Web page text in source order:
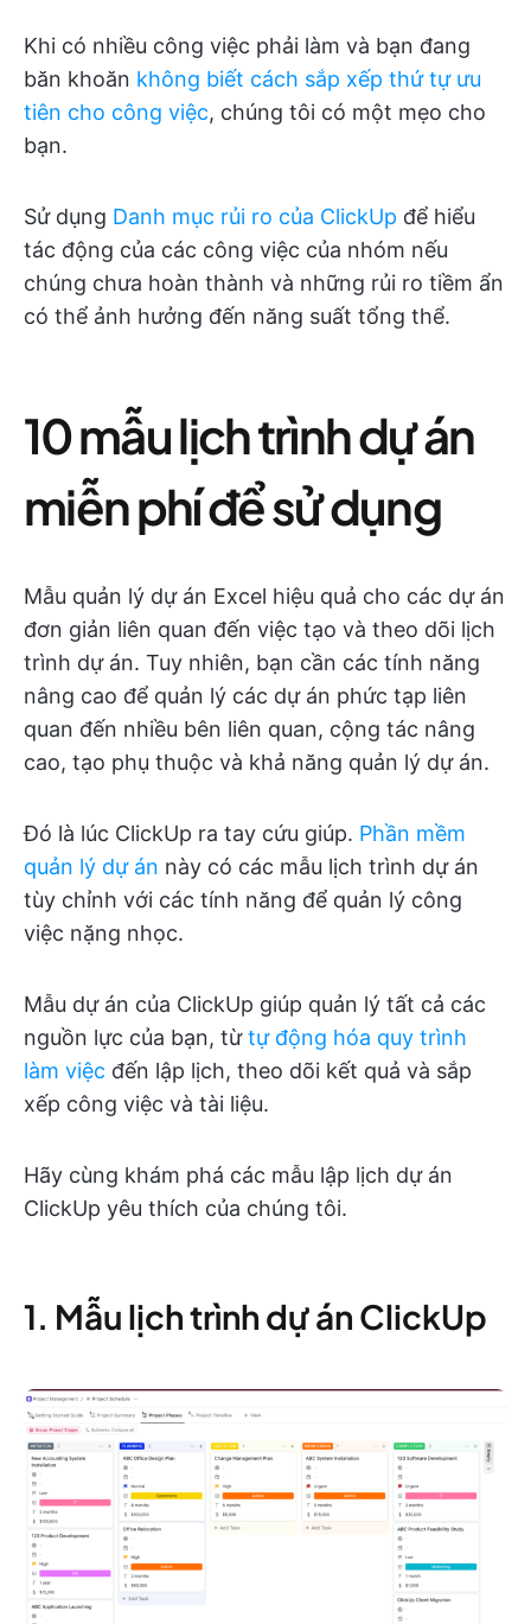
Khi có nhiều công việc phải làm và bạn đang
băn khoăn không biết cách sắp xếp thứ tự ưu
tiên cho công việc, chúng tôi có một mẹo cho
bạn.
Sử dụng Danh mục rủi ro của ClickUp để hiểu
tác động của các công việc của nhóm nếu
chúng chưa hoàn thành và những rủi ro tiềm ẩn
có thể ảnh hưởng đến năng suất tổng thể.
10 mẫu lịch trình dự án
miễn phí để sử dụng
Mẫu quản lý dự án Excel hiệu quả cho các dự án
đơn giản liên quan đến việc tạo và theo dõi lịch
trình dự án. Tuy nhiên, bạn cần các tính năng
nâng cao để quản lý các dự án phức tạp liên
quan đến nhiều bên liên quan, cộng tác nâng
cao, tạo phụ thuộc và khả năng quản lý dự án.
Đó là lúc ClickUp ra tay cứu giúp. Phần mềm
quản lý dự án này có các mẫu lịch trình dự án
tùy chỉnh với các tính năng để quản lý công
việc nặng nhọc.
Mẫu dự án của ClickUp giúp quản lý tất cả các
nguồn lực của bạn, từtự động hóa quy trình
làm việc đến lập lịch, theo dõi kết quả và sắp
xếp công việc và tài liệu.
Hãy cùng khám phá các mẫu lập lịch dự án
ClickUp yêu thích của chúng tôi.
1. Mẫu lịch trình dự án ClickUp